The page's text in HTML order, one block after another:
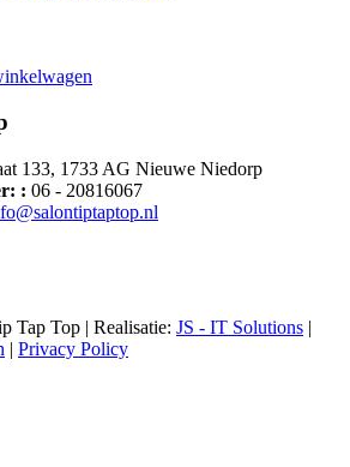
133, 1733 AG Nieuwe Niedorp
: 06 - 20816067
Tap Top | Realisatie: JS - IT Solutions |
| Privacy Policy